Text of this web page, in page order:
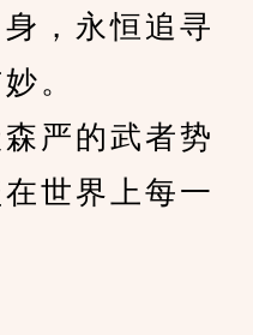
，永恒追寻
。
严的武者势
世界上每一